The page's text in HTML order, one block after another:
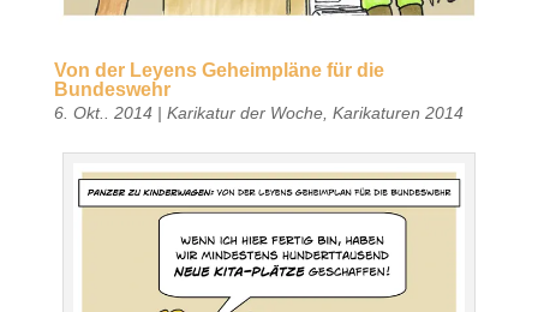
Von der Leyens Geheimpläne für die
Bundeswehr
6. Okt.. 2014| Karikatur der Woche, Karikaturen 2014